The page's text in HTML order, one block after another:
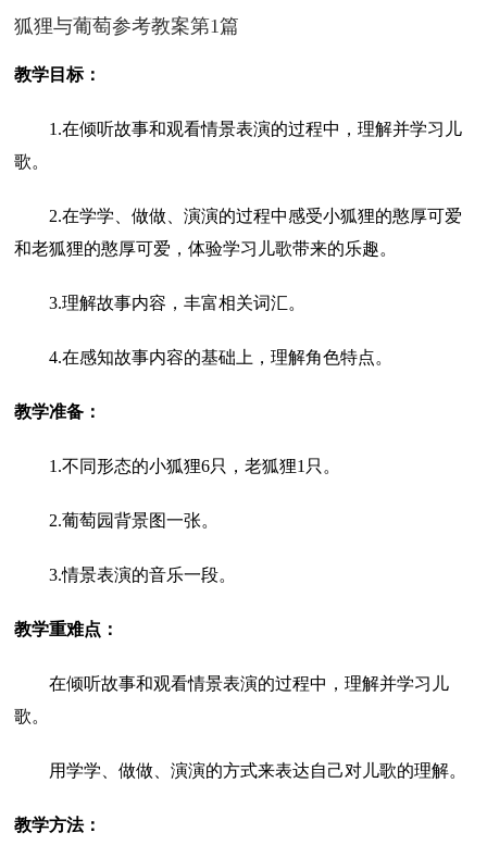
狐狸与葡萄参考教案第1篇
教学目标：
1.在倾听故事和观看情景表演的过程中，理解并学习儿
歌。
2.在学学、做做、演演的过程中感受小狐狸的憨厚可爱
和老狐狸的憨厚可爱，体验学习儿歌带来的乐趣。
3.理解故事内容，丰富相关词汇。
4.在感知故事内容的基础上，理解角色特点。
教学准备：
1.不同形态的小狐狸6只，老狐狸1只。
2.葡萄园背景图一张。
3.情景表演的音乐一段。
教学重难点：
在倾听故事和观看情景表演的过程中，理解并学习儿
歌。
用学学、做做、演演的方式来表达自己对儿歌的理解。
教学方法：